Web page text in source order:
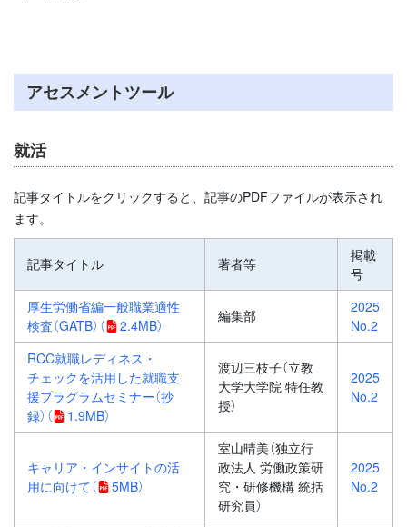
アセスメントツール
就活
記事タイトルをクリックすると、記事のPDFファイルが表示され
ます。
記事タイトル 著者等
掲載
号
厚生労働省編一般職業適性
検査（GATB） （ 2.4MB）
編集部
2025
No.2
RCC就職レディネス・
チェックを活用した就職支
援プラグラムセミナー（抄
録） （ 1.9MB）
渡辺三枝子（立教
大学大学院 特任教
授）
2025
No.2
キャリア・インサイトの活
用に向けて（ 5MB）
室山晴美（独立行
政法人 労働政策研
究・研修機構 統括
研究員）
2025
No.2